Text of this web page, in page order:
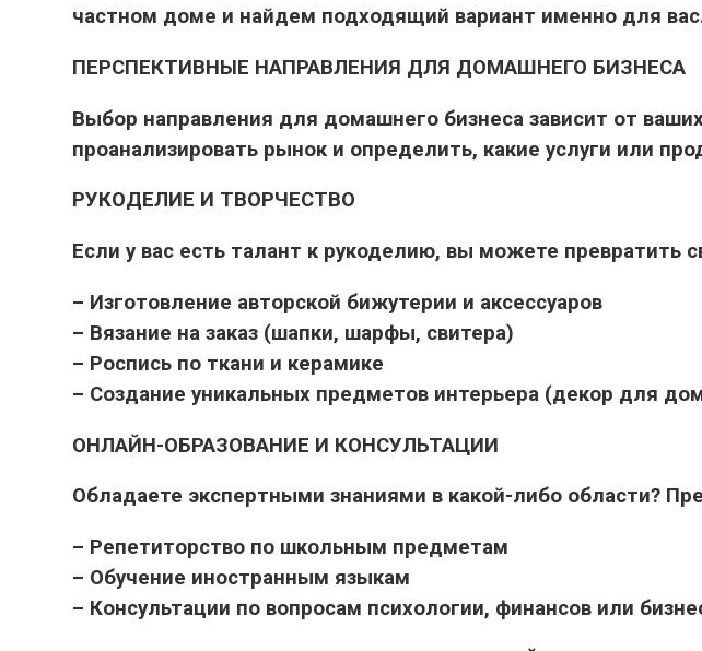
частном доме и найдем подходящий вариант именно для
ПЕРСПЕКТИВНЫЕ НАПРАВЛЕНИЯ ДЛЯ ДОМАШНЕГО БИЗНЕСА
Выбор направления для домашнего бизнеса зависит от
проанализировать рынок и определить, какие услуги или
РУКОДЕЛИЕ И ТВОРЧЕСТВО
Если у вас есть талант к рукоделию, вы можете превратить
– Изготовление авторской бижутерии и аксессуаров
– Вязание на заказ (шапки, шарфы, свитера)
– Роспись по ткани и керамике
– Создание уникальных предметов интерьера (декор для
ОНЛАЙН-ОБРАЗОВАНИЕ И КОНСУЛЬТАЦИИ
Обладаете экспертными знаниями в какой-либо области?
– Репетиторство по школьным предметам
– Обучение иностранным языкам
– Консультации по вопросам психологии, финансов или